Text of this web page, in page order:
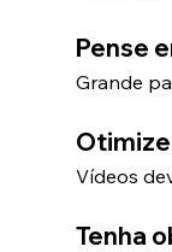
Pense
Grande
Vídeos
Tenha